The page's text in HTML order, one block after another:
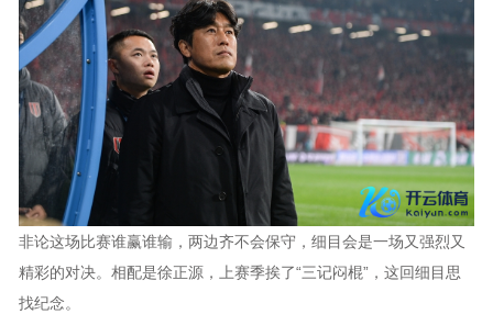
非论这场比赛谁赢谁输，两边齐不会保守，细目会是一场又强烈又
精彩的对决。相配是徐正源，上赛季挨了“三记闷棍”，这回细目思
找纪念。